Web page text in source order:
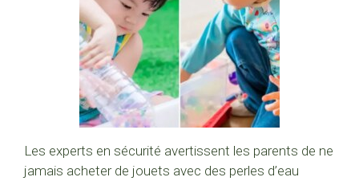
Les experts en sécurité avertissent les parents de ne
jamais acheter de jouets avec des perles d’eau